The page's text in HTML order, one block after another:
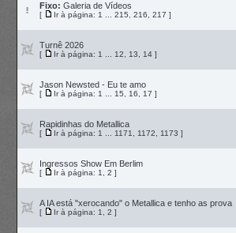
Fixo: Galeria de Vídeos
[ Ir à página: 1 215 216 217 ]
Turnê 2026
[ Ir à página: 1 12 13 14]
Jason Newsted - Eu te amo
[ Ir à página: 1 15 16 17 ]
Rapidinhas do Metallica
[ Ir à página: 1 1171 1172 1173 ]
Ingressos Show Em Berlim
[ Ir à página: 1 2 ]
A IA está "xerocando" o Metallica e tenho as prova
[ Ir à página: 1 2 ]